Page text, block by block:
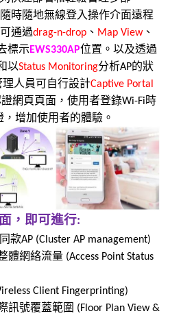
時隨地無線登入操作介面遠程
通過drag-n-drop 、 Map View、
標示 EWS330AP位置。 以及透過
以Status Monitoring分析AP的狀
理人員可自行設計Captive Portal
網頁頁面，使用者登錄Wi-Fi時
增加使用者的體驗。
，即可進行:
款AP (Cluster AP management)
體網絡流量 (Access Point Status
Client Fingerprinting)
訊號覆蓋範圍 (Floor Plan View &